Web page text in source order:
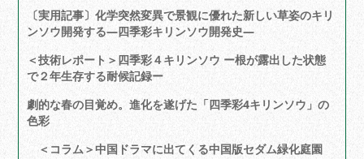
〔実用記事〕化学突然変異で景観に優れた新しい草姿のキリ
ンソウ開発する―四季彩キリンソウ開発史―
＜技術レポート＞四季彩４キリンソウ ー根が露出した状態
で２年生存する耐候記録ー
劇的な春の目覚め。進化を遂げた「四季彩4キリンソウ」の
色彩
＜コラム＞中国ドラマに出てくる中国版セダム緑化庭園